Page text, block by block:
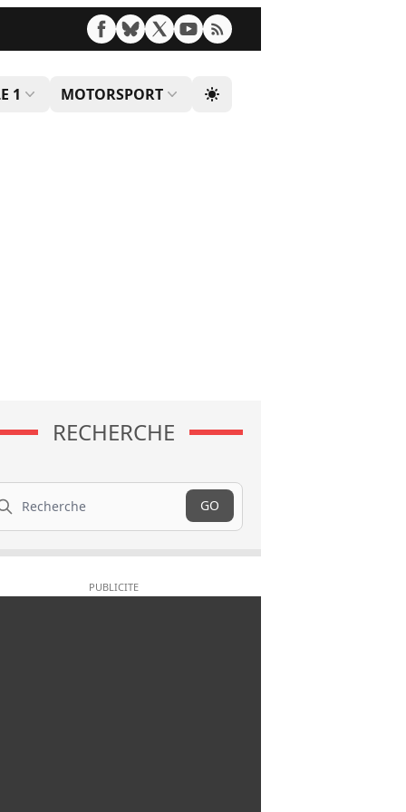
1 MOTORSPORT
RECHERCHE
GO